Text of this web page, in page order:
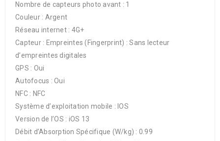
Nombre de capteurs photo avant : 1
Couleur : Argent
Réseau internet : 4G+
Capteur : Empreintes (Fingerprint) : Sans lecteur
d’empreintes digitales
GPS : Oui
Autofocus : Oui
NFC : NFC
Système d’exploitation mobile : IOS
Version de l’OS : iOS 13
Débit d’Absorption Spécifique (W/kg) : 0.99